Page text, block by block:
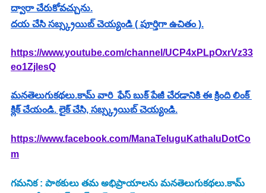
ద్వారా చేరుకోవచ్చును.
దయ చేసి సబ్స్క్రయిబ్ చెయ్యండి ( పూర్తిగా ఉచితం ).
https://www.youtube.com/channel/UCP4xPLpOxrVz33
eo1ZjlesQ
మనతెలుగుకథలు.కామ్ వారి  ఫేస్ బుక్ పేజీ చేరడానికి ఈ క్రింది లింక్
క్లిక్ చేయండి. లైక్ చేసి, సబ్స్క్రయిబ్ చెయ్యండి.
https://www.facebook.com/ManaTeluguKathaluDotCo
m
గమనిక : పాఠకులు తమ అభిప్రాయాలను మనతెలుగుకథలు.కామ్